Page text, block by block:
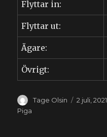
Flyttar in:
Flyttar ut:
Ägare:
Övrigt:
Författare
Tage Olsin
Publicerat
2 juli, 2021
Piga